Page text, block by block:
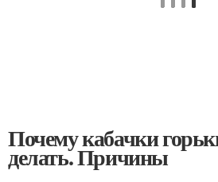
Почему кабачки
делать. Причины